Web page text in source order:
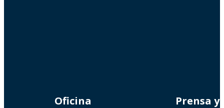
Oficina Prensa